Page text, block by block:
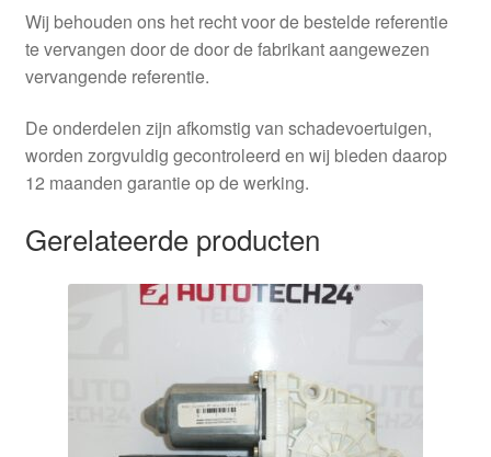
Wij behouden ons het recht voor de bestelde referentie
te vervangen door de door de fabrikant aangewezen
vervangende referentie.
De onderdelen zijn afkomstig van schadevoertuigen,
worden zorgvuldig gecontroleerd en wij bieden daarop
12 maanden garantie op de werking.
Gerelateerde producten